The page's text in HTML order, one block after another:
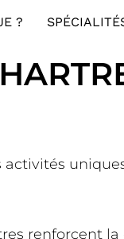
?
renforcent